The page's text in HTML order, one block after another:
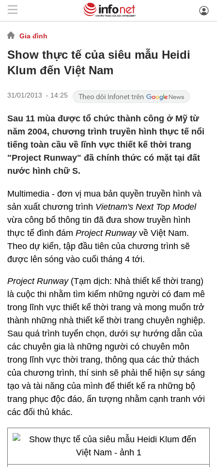
Gia đình
Show thực tế của siêu mẫu Heidi
Klum đến Việt Nam
31/01/2013 - 14:25
Sau 11 mùa được tổ chức thành công ở Mỹ từ
năm 2004, chương trình truyền hình thực tế nổi
tiếng toàn cầu về lĩnh vực thiết kế thời trang
"Project Runway" đã chính thức có mặt tại đất
nước hình chữ S.
Multimedia - đơn vị mua bản quyền truyền hình và
sản xuất chương trình Vietnam's Next Top Model
vừa công bố thông tin đã đưa show truyền hình
thực tế đình đám Project Runway về Việt Nam.
Theo dự kiến, tập đầu tiên của chương trình sẽ
được lên sóng vào cuối tháng 4 tới.
Project Runway(Tạm dịch: Nhà thiết kế thời trang)
là cuộc thi nhằm tìm kiếm những người có đam mê
trong lĩnh vực thiết kế thời trang và mong muốn trở
thành những nhà thiết kế thời trang chuyên nghiệp.
Sau quá trình tuyển chọn, dưới sự hướng dẫn của
các chuyên gia là những người có chuyên môn
trong lĩnh vực thời trang, thông qua các thử thách
của chương trình, thí sinh sẽ phải thể hiện sự sáng
tạo và tài năng của mình để thiết kế ra những bộ
trang phục độc đáo, ấn tượng nhằm cạnh tranh với
các đối thủ khác.